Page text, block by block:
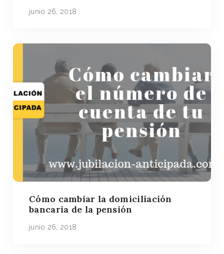
junio 26, 2018
Cómo cambiar la domiciliación
bancaria de la pensión
junio 26, 2018